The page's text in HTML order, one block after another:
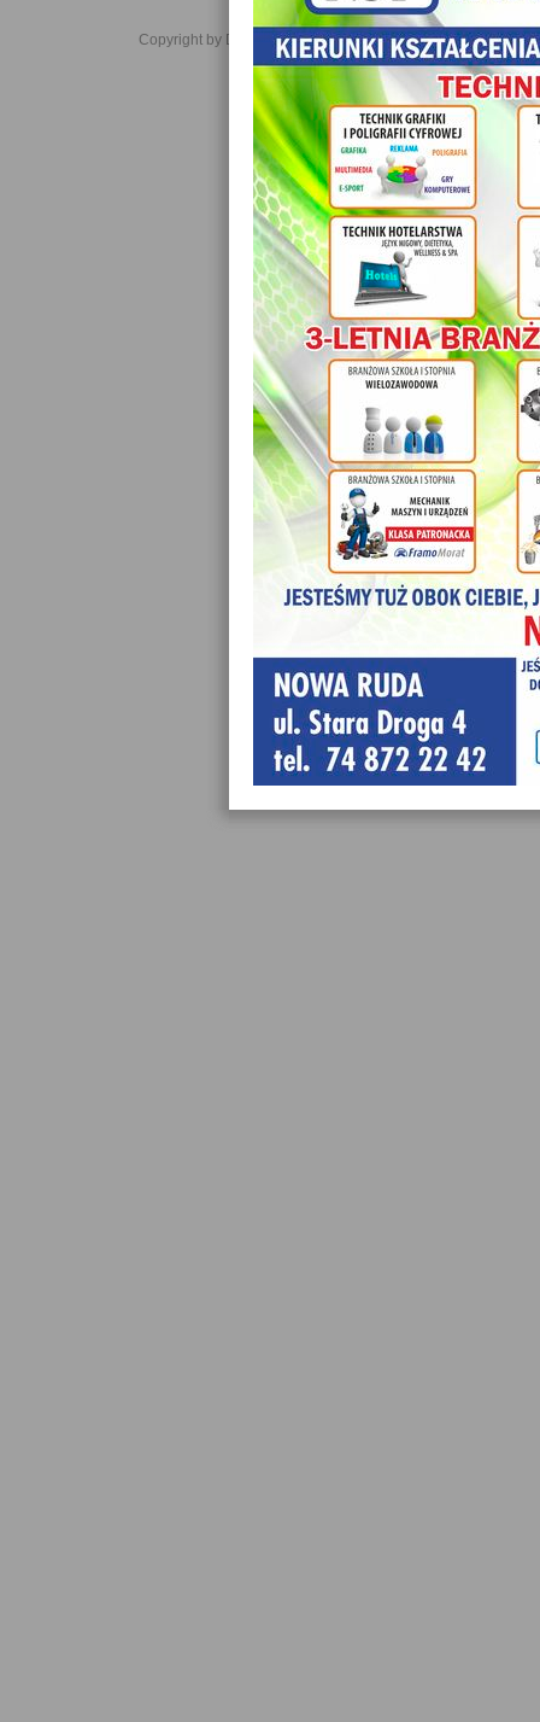
Copyright by Daniel JabĹoĹski 2006-2021. All rights